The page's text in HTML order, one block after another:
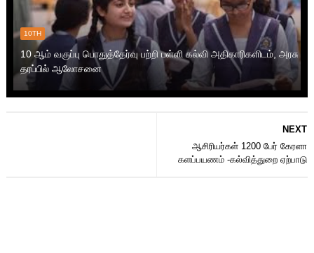
10TH
10 ஆம் வகுப்பு பொதுத்தேர்வு பற்றி பள்ளி கல்வி அதிகாரிகளிடம், அரசு
தரப்பில் ஆலோசனை
NEXT
ஆசிரியர்கள் 1200 பேர் கேரளா
களப்பயணம் -கல்வித்துறை ஏற்பாடு